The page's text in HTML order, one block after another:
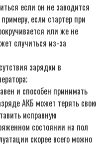
если он не заводится
если стартер при
или же не
случиться из-за
зарядки в
и способен принимать
АКБ может терять свою
исправную
состоянии на пол
скорее всего можно